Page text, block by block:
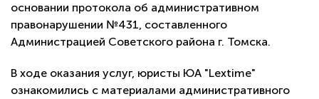
основании протокола об административном
правонарушении №431, составленного
Администрацией Советского района г. Томска.
В ходе оказания услуг, юристы ЮА "Lextime"
ознакомились с материалами административного